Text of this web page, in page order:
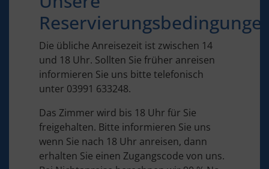
Die übliche Anreisezeit ist zwischen 14
und 18 Uhr. Sollten Sie früher anreisen
informieren Sie uns bitte telefonisch
unter 03991 633248.
Das Zimmer wird bis 18 Uhr für Sie
freigehalten. Bitte informieren Sie uns
wenn Sie nach 18 Uhr anreisen, dann
erhalten Sie einen Zugangscode von uns.